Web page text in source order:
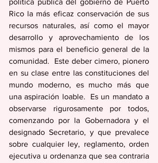
política pública del gobierno de Puerto
Rico la más eficaz conservación de sus
recursos naturales, así como el mayor
desarrollo y aprovechamiento de los
mismos para el beneficio general de la
comunidad.  Este deber cimero, pionero
en su clase entre las constituciones del
mundo moderno, es mucho más que
una aspiración loable.  Es un mandato a
observarse rigurosamente por todos,
comenzando por la Gobernadora y el
designado Secretario, y que prevalece
sobre cualquier ley, reglamento, orden
ejecutiva u ordenanza que sea contraria